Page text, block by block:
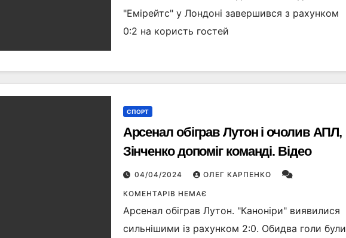
"Емірейтс" у Лондоні завершився з рахунком
0:2 на користь гостей
СПОРТ
Арсенал обіграв Лутон і очолив АПЛ,
Зінченко допоміг команді. Відео
04/04/2024 ОЛЕГ КАРПЕНКО
КОМЕНТАРІВ НЕМАЄ
Арсенал обіграв Лутон. "Каноніри" виявилися
сильнішими із рахунком 2:0. Обидва голи були